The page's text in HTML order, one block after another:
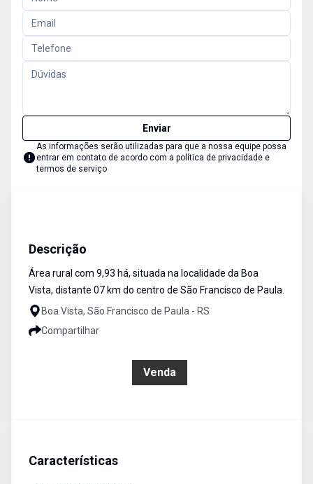
Enviar
As informações serão utilizadas para que a nossa equipe possa
entrar em contato de acordo com a política de privacidade e
termos de serviço
Descrição
Área rural com 9,93 há, situada na localidade da Boa
Vista, distante 07 km do centro de São Francisco de Paula.
Boa Vista, São Francisco de Paula - RS
Compartilhar
Venda
Características